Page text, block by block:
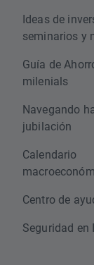
Ideas de
seminarios y
Guía de
milenials
Navegando
jubilación
Calendario
Centro de
Seguridad en